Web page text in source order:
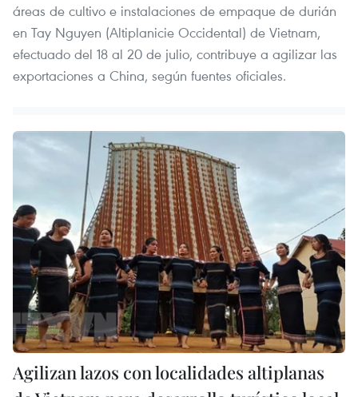
áreas de cultivo e instalaciones de empaque de durián
en Tay Nguyen (Altiplanicie Occidental) de Vietnam,
efectuado del 18 al 20 de julio, contribuye a agilizar las
exportaciones a China, según fuentes oficiales.
Agilizan lazos con localidades altiplanas